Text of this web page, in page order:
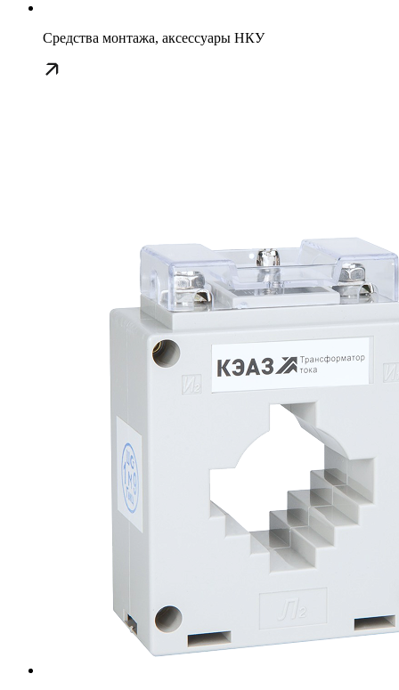
Средства монтажа, аксессуары НКУ